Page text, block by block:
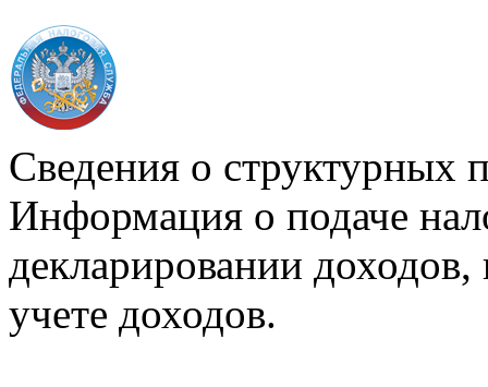
Сведения о структурных
Информация о подаче
декларировании доходов,
учете доходов.